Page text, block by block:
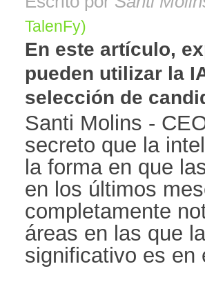
TalenFy)
En este artículo,
pueden utilizar la
selección de
Santi Molins -
secreto que la
la forma en que
en los últimos
completamente
áreas en las que
significativo es en